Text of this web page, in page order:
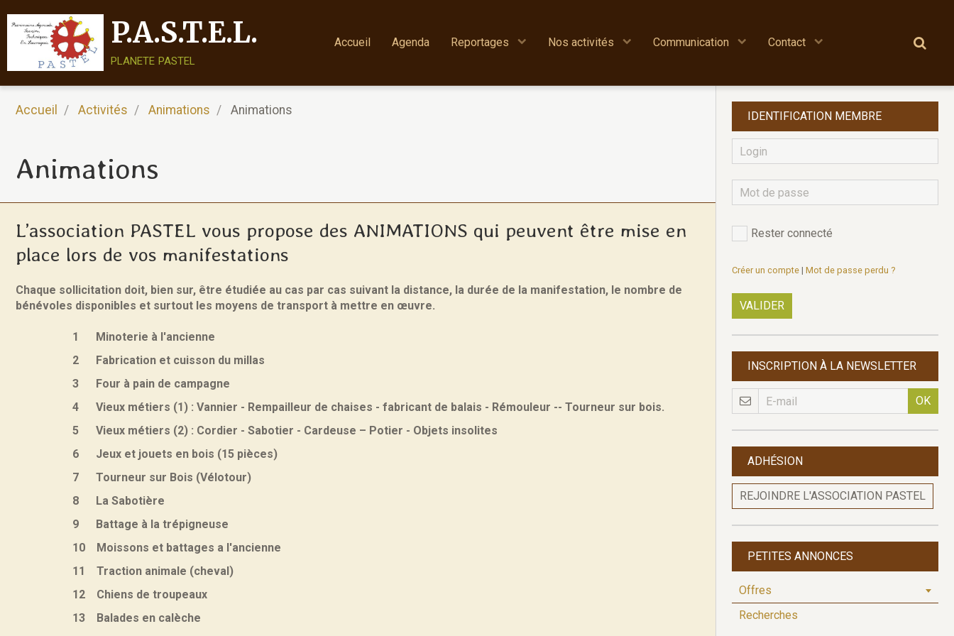
P.A.S.T.E.L.
planete pastel
Accueil Agenda Reportages Nos activités Communication Contact
Accueil Activités Animations Animations
Animations
L’association PASTEL vous propose des ANIMATIONS qui peuvent être mise en
place lors de vos manifestations
Chaque sollicitation doit, bien sur, être étudiée au cas par cas suivant la distance, la durée de la manifestation, le nombre de
bénévoles disponibles et surtout les moyens de transport à mettre en œuvre.
1 Minoterie à l'ancienne
2 Fabrication et cuisson du millas
3 Four à pain de campagne
4 Vieux métiers (1) : Vannier - Rempailleur de chaises - fabricant de balais - Rémouleur -- Tourneur sur bois.
5 Vieux métiers (2) : Cordier - Sabotier - Cardeuse – Potier - Objets insolites
6 Jeux et jouets en bois (15 pièces)
7 Tourneur sur Bois (Vélotour)
8 La Sabotière
9 Battage à la trépigneuse
10 Moissons et battages a l'ancienne
11 Traction animale (cheval)
12 Chiens de troupeaux
13 Balades en calèche
IDENTIFICATION MEMBRE
Rester connecté
Créer un compte | Mot de passe perdu ?
VALIDER
INSCRIPTION À LA NEWSLETTER
OK
ADHÉSION
REJOINDRE L'ASSOCIATION PASTEL
PETITES ANNONCES
Offres
Recherches